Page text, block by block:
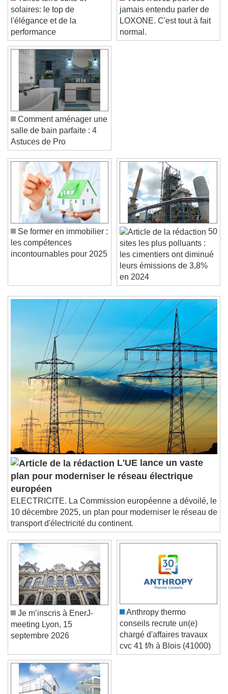
Video Player is loading.
Play Video
Play
Skip Backward
Skip Forward
Unmute
Current Time
/
Seek to live, currently behind liveLIVE
Remaining Time
0:00
Playback Rate
Chapters
Chapters
Descriptions
descriptions off
, selected
Subtitles
subtitles settings, opens subtitles
settings dialog
subtitles off, selected
Audio Track
Picture-in-Picture
Fullscreen
This is a modal window.
Beginning of dialog window. Escape will cancel
and close the window.
Text
Text Background
Color Opacity
Caption Area Background
Color
Font Size
Text Edge Style
Tuiles terre cuite et
solaires: le top de
l'élégance et de la
performance
Vous n'avez peut-être
jamais entendu parler de
LOXONE. C'est tout à fait
normal.
Comment aménager une
salle de bain parfaite : 4
Astuces de Pro
Se former en immobilier :
les compétences
sites les plus polluants :
les cimentiers ont diminué
leurs émissions de 3,8%
en 2024
L'UE lance un vaste
plan pour moderniser le réseau électrique
européen
ELECTRICITE. La Commission européenne a dévoilé, le
10 décembre 2025, un plan pour moderniser le réseau de
transport d'électricité du continent.
Je m’inscris à EnerJ-
meeting Lyon, 15
Anthropy thermo
conseils recrute un(e)
chargé d'affaires travaux
cvc 41 f/h à Blois (41000)